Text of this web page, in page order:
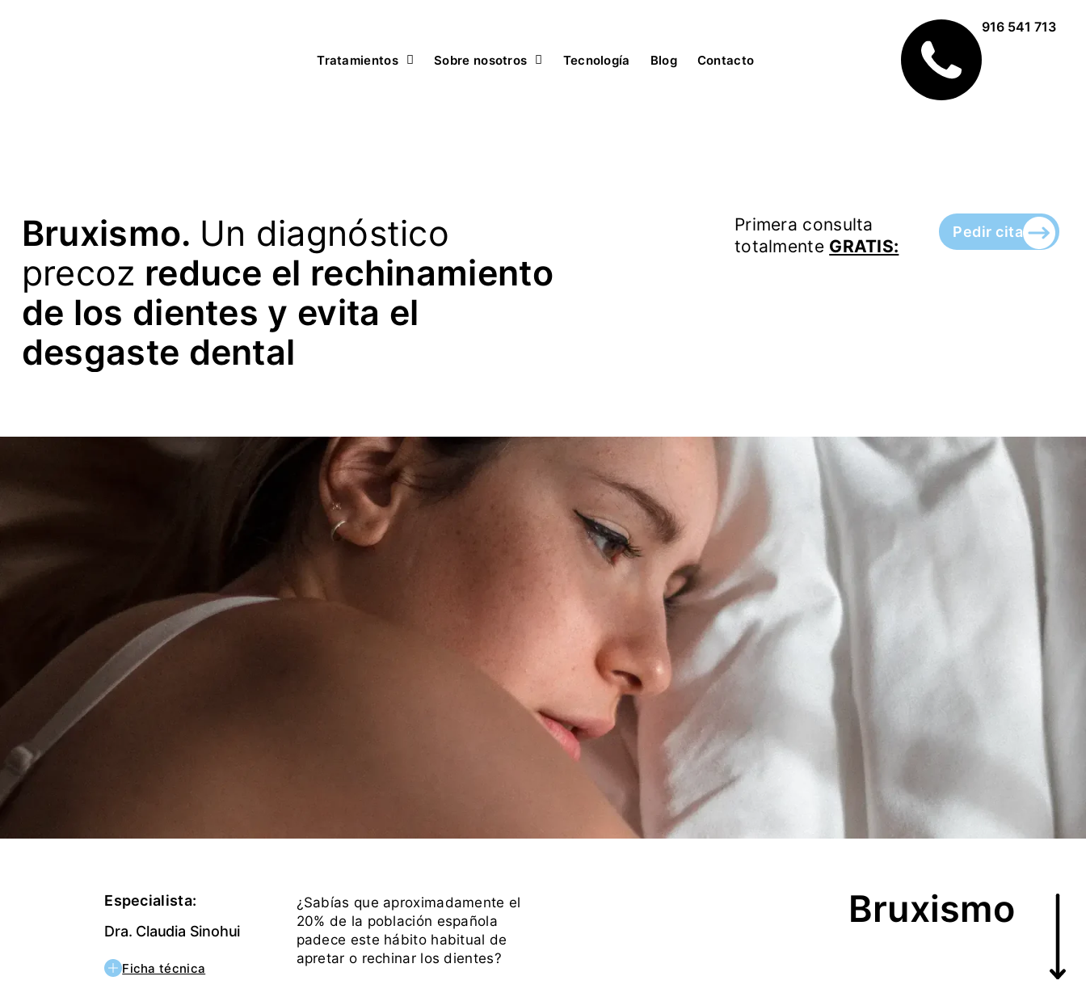
Tratamientos Sobre nosotros Tecnología Blog Contacto
916 541 713
Bruxismo. Un diagnóstico
precoz reduce el rechinamiento
de los dientes y evita el
desgaste dental
Primera consulta
totalmente GRATIS:
Pedir cita
Especialista:
Dra. Claudia Sinohui
Ficha técnica
¿Sabías que aproximadamente el
20% de la población española
padece este hábito habitual de
apretar o rechinar los dientes?
Bruxismo